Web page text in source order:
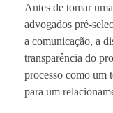
Antes de tomar
advogados pré-
a comunicação, a
transparência do
processo como um
para um